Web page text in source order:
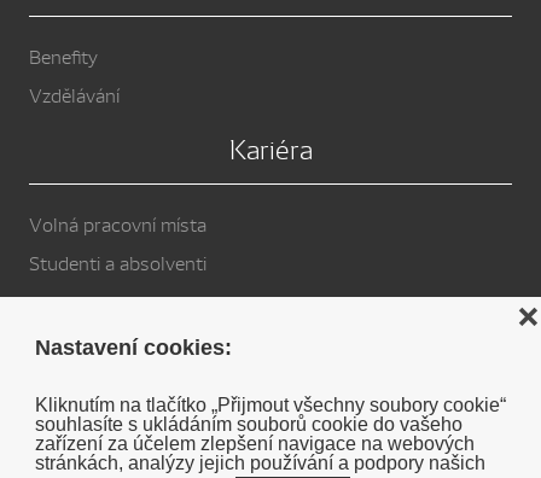
Nastavení cookies:
Kliknutím na tlačítko „Přijmout všechny soubory cookie“
souhlasíte s ukládáním souborů cookie do vašeho
zařízení za účelem zlepšení navigace na webových
stránkách, analýzy jejich používání a podpory našich
❌
Benefity
Vzdělávání
Kariéra
Volná pracovní místa
Studenti a absolventi
Cookies
Soukromé prohlášení o vyloučení odpovědnosti DENSO